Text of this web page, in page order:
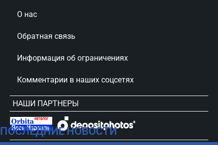
ПОСЛЕДНИЕ НОВОСТИ
О нас
Обратная связь
Информация об ограничениях
Комментарии в наших соцсетях
НАШИ ПАРТНЕРЫ